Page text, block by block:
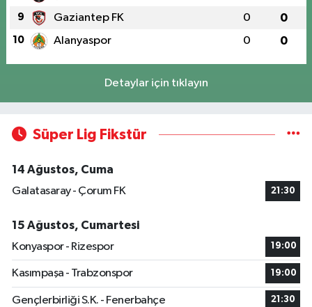
9 Gaziantep FK 0 0
10 Alanyaspor 0 0
Detaylar için tıklayın
Süper Lig Fikstür
14 Ağustos, Cuma
Galatasaray - Çorum FK
21:30
15 Ağustos, Cumartesi
Konyaspor - Rizespor
19:00
Kasımpaşa - Trabzonspor 19:00
Gençlerbirliği S.K. - Fenerbahçe 21:30